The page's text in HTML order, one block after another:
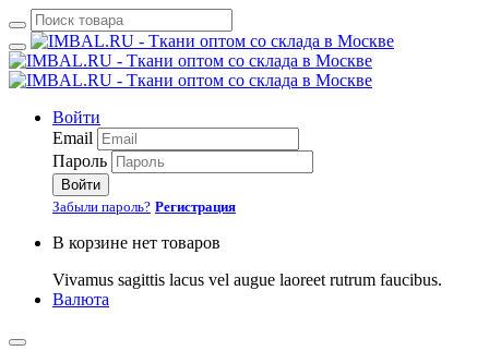
Войти
Email
Пароль
Войти
Забыли пароль? Регистрация
В корзине нет товаров
Vivamus sagittis lacus vel augue laoreet rutrum faucibus.
Валюта